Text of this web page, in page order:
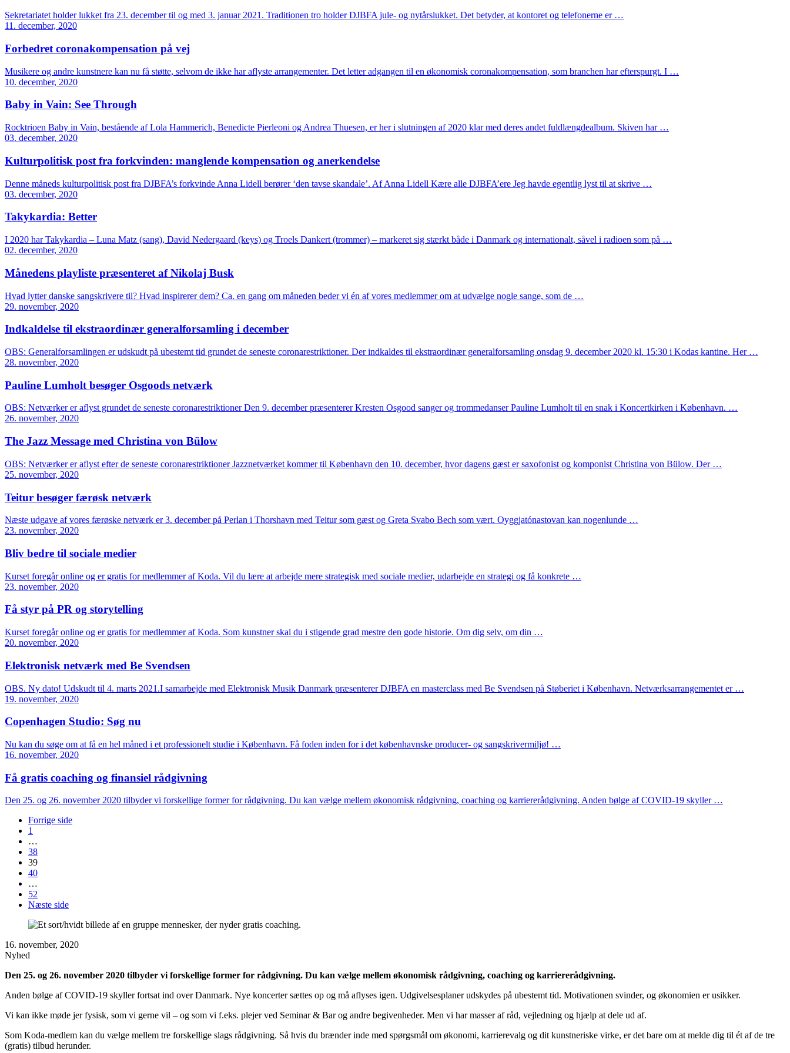
Sekretariatet holder lukket fra 23. december til og med 3. januar 2021. Traditionen tro holder DJBFA jule- og nytårslukket. Det betyder, at kontoret og telefonerne er …
11. december, 2020
Forbedret coronakompensation på vej
Musikere og andre kunstnere kan nu få støtte, selvom de ikke har aflyste arrangementer. Det letter adgangen til en økonomisk coronakompensation, som branchen har efterspurgt. I …
10. december, 2020
Baby in Vain: See Through
Rocktrioen Baby in Vain, bestående af Lola Hammerich, Benedicte Pierleoni og Andrea Thuesen, er her i slutningen af 2020 klar med deres andet fuldlængdealbum. Skiven har …
03. december, 2020
Kulturpolitisk post fra forkvinden: manglende kompensation og anerkendelse
Denne måneds kulturpolitisk post fra DJBFA’s forkvinde Anna Lidell berører ‘den tavse skandale’. Af Anna Lidell Kære alle DJBFA’ere Jeg havde egentlig lyst til at skrive …
03. december, 2020
Takykardia: Better
I 2020 har Takykardia – Luna Matz (sang), David Nedergaard (keys) og Troels Dankert (trommer) – markeret sig stærkt både i Danmark og internationalt, såvel i radioen som på …
02. december, 2020
Månedens playliste præsenteret af Nikolaj Busk
Hvad lytter danske sangskrivere til? Hvad inspirerer dem? Ca. en gang om måneden beder vi én af vores medlemmer om at udvælge nogle sange, som de …
29. november, 2020
Indkaldelse til ekstraordinær generalforsamling i december
OBS: Generalforsamlingen er udskudt på ubestemt tid grundet de seneste coronarestriktioner. Der indkaldes til ekstraordinær generalforsamling onsdag 9. december 2020 kl. 15:30 i Kodas kantine. Her …
28. november, 2020
Pauline Lumholt besøger Osgoods netværk
OBS: Netværker er aflyst grundet de seneste coronarestriktioner Den 9. december præsenterer Kresten Osgood sanger og trommedanser Pauline Lumholt til en snak i Koncertkirken i København. …
26. november, 2020
The Jazz Message med Christina von Bülow
OBS: Netværker er aflyst efter de seneste coronarestriktioner Jazznetværket kommer til København den 10. december, hvor dagens gæst er saxofonist og komponist Christina von Bülow. Der …
25. november, 2020
Teitur besøger færøsk netværk
Næste udgave af vores færøske netværk er 3. december på Perlan i Thorshavn med Teitur som gæst og Greta Svabo Bech som vært. Oyggjatónastovan kan nogenlunde …
23. november, 2020
Bliv bedre til sociale medier
Kurset foregår online og er gratis for medlemmer af Koda. Vil du lære at arbejde mere strategisk med sociale medier, udarbejde en strategi og få konkrete …
23. november, 2020
Få styr på PR og storytelling
Kurset foregår online og er gratis for medlemmer af Koda. Som kunstner skal du i stigende grad mestre den gode historie. Om dig selv, om din …
20. november, 2020
Elektronisk netværk med Be Svendsen
OBS. Ny dato! Udskudt til 4. marts 2021.I samarbejde med Elektronisk Musik Danmark præsenterer DJBFA en masterclass med Be Svendsen på Støberiet i København. Netværksarrangementet er …
19. november, 2020
Copenhagen Studio: Søg nu
Nu kan du søge om at få en hel måned i et professionelt studie i København. Få foden inden for i det københavnske producer- og sangskrivermiljø! …
16. november, 2020
Få gratis coaching og finansiel rådgivning
Den 25. og 26. november 2020 tilbyder vi forskellige former for rådgivning. Du kan vælge mellem økonomisk rådgivning, coaching og karriererådgivning. Anden bølge af COVID-19 skyller …
Forrige side
1
…
38
39
40
…
52
Næste side
16. november, 2020
Nyhed
Den 25. og 26. november 2020 tilbyder vi forskellige former for rådgivning. Du kan vælge mellem økonomisk rådgivning, coaching og karriererådgivning.
Anden bølge af COVID-19 skyller fortsat ind over Danmark. Nye koncerter sættes op og må aflyses igen. Udgivelsesplaner udskydes på ubestemt tid. Motivationen svinder, og økonomien er usikker.
Vi kan ikke møde jer fysisk, som vi gerne vil – og som vi f.eks. plejer ved Seminar & Bar og andre begivenheder. Men vi har masser af råd, vejledning og hjælp at dele ud af.
Som Koda-medlem kan du vælge mellem tre forskellige slags rådgivning. Så hvis du brænder inde med spørgsmål om økonomi, karrierevalg og dit kunstneriske virke, er det bare om at melde dig til ét af de tre
(gratis) tilbud herunder.